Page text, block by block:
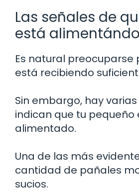
Las señales de
está
Es natural preocuparse
está recibiendo
Sin embargo, hay
indican que tu pequeño
alimentado.
Una de las más
cantidad de pañales
sucios.